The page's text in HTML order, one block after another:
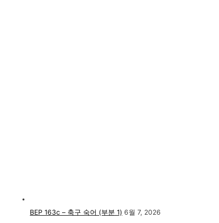
BEP 163c – 축구 숙어 (부분 1) 6월 7, 2026